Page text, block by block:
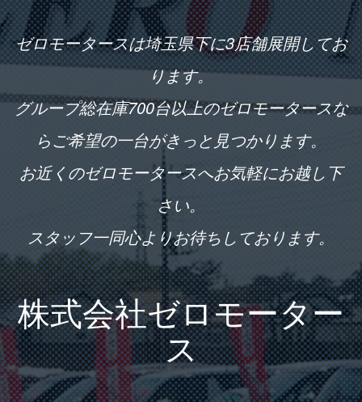
ゼロモータースは埼玉県下に3店舗展開してお
ります。
グループ総在庫700台以上のゼロモータースな
らご希望の一台がきっと見つかります。
お近くのゼロモータースへお気軽にお越し下
さい。
スタッフ一同心よりお待ちしております。
株式会社ゼロモーター
ス